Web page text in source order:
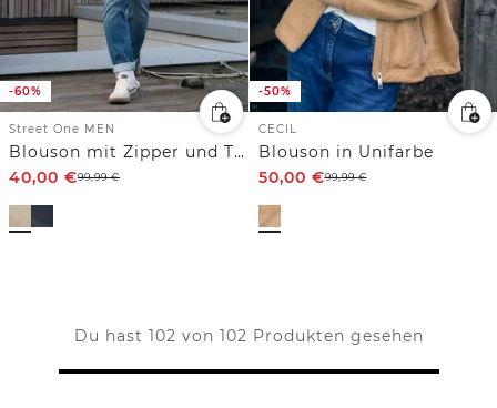
-60%
Street One MEN
Blouson mit Zipper und Taschen
40,00 €99,99€
-50%
CECIL
Blouson in Unifarbe
50,00 €99,99€
Du hast 102 von 102 Produkten gesehen